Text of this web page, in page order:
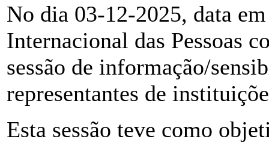
No dia 03-12-2025, data
Internacional das Pessoas
sessão de informação/
representantes de
Esta sessão teve como